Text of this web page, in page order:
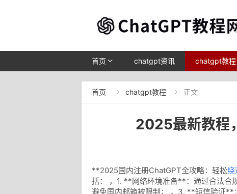
首页 chatgpt资讯 chatgpt教程
首页  chatgpt教程  正文
2025最新教程
**2025国内注册ChatGPT全攻略：轻松绕
括： ，1. **网络环境准备**：通过合法合
避免国内邮箱被限制； ，3. **短信验证**